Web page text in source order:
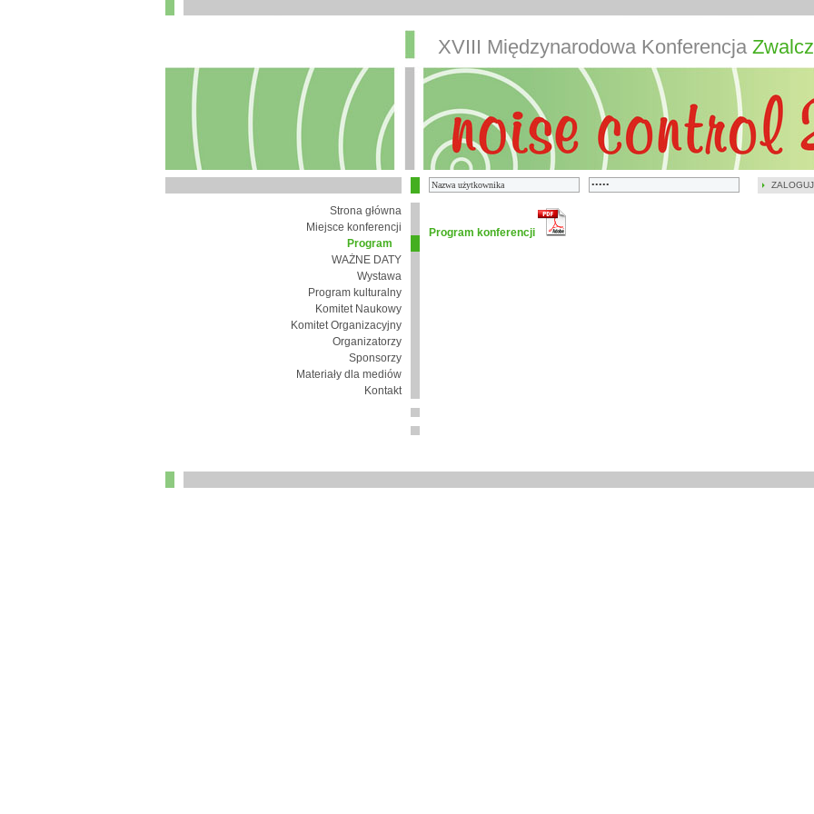
ZALOGUJ
XVIII Międzynarodowa Konferencja
Strona główna
Miejsce konferencji
Program
WAŻNE DATY
Wystawa
Program kulturalny
Komitet Naukowy
Komitet Organizacyjny
Organizatorzy
Sponsorzy
Materiały dla mediów
Kontakt
Program konferencji